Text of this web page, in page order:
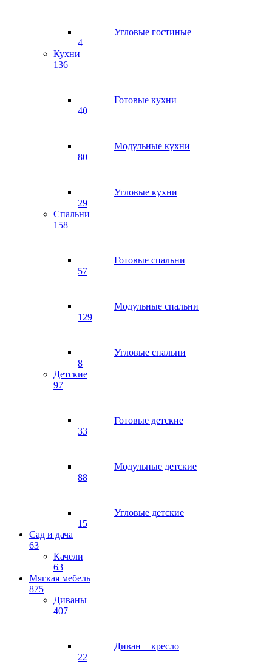
Угловые гостиные
4
Кухни
136
Готовые кухни
40
Модульные кухни
80
Угловые кухни
29
Спальни
158
Готовые спальни
57
Модульные спальни
129
Угловые спальни
8
Детские
97
Готовые детские
33
Модульные детские
88
Угловые детские
15
Сад и дача
63
Качели
63
Мягкая мебель
875
Диваны
407
Диван + кресло
22